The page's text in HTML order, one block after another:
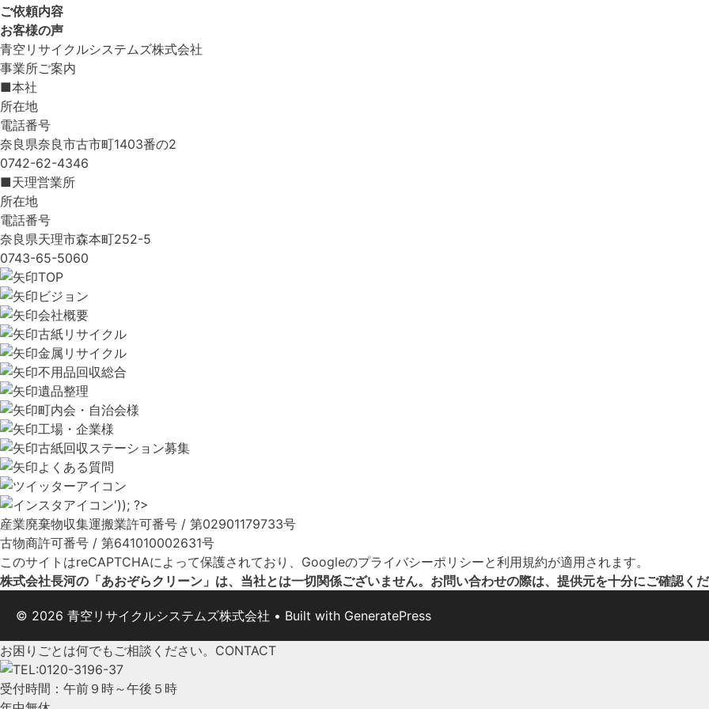
ご依頼内容
お客様の声
青空リサイクルシステムズ株式会社
事業所ご案内
■本社
所在地
電話番号
奈良県奈良市古市町1403番の2
0742-62-4346
■天理営業所
所在地
電話番号
奈良県天理市森本町252-5
0743-65-5060
TOP
ビジョン
会社概要
古紙リサイクル
金属リサイクル
不用品回収総合
遺品整理
町内会・自治会様
工場・企業様
古紙回収ステーション募集
よくある質問
産業廃棄物収集運搬業許可番号 / 第02901179733号
古物商許可番号 / 第641010002631号
このサイトはreCAPTCHAによって保護されており、Googleのプライバシーポリシーと利用規約が適用されます。
株式会社長河の「あおぞらクリーン」は、当社とは一切関係ございません。お問い合わせの際は、提供元を十分にご確認く
© 2026 青空リサイクルシステムズ株式会社 • Built with GeneratePress
お困りごとは何でもご相談ください。 CONTACT
受付時間：午前９時～午後５時